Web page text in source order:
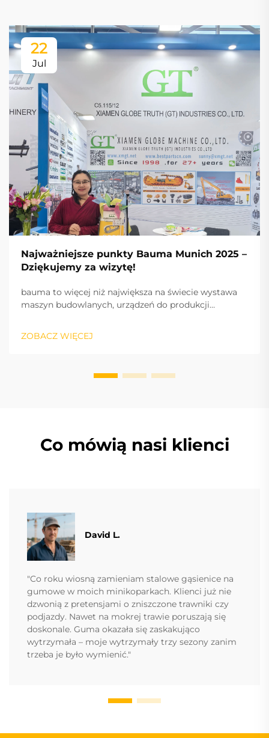
22
Jul
Najważniejsze punkty Bauma Munich 2025 –
Dziękujemy za wizytę!
bauma to więcej niż największa na świecie wystawa
maszyn budowlanych, urządzeń do produkcji
międzynarodowy silnik sukcesu, napędzający
ZOBACZ WIĘCEJ
Co mówią nasi klienci
David L.
"Co roku wiosną zamieniam stalowe gąsienice na
gumowe w moich minikoparkach. Klienci już nie
dzwonią z pretensjami o zniszczone trawniki czy
podjazdy. Nawet na mokrej trawie poruszają się
doskonale. Guma okazała się zaskakująco
wytrzymała – moje wytrzymały trzy sezony zanim
trzeba je było wymienić."